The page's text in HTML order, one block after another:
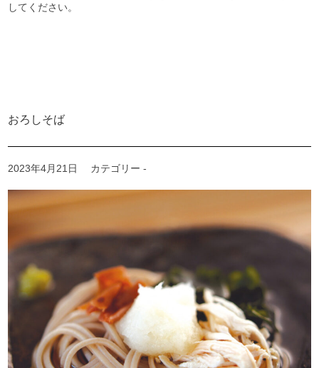
してください。
おろしそば
2023年4月21日 カテゴリー -